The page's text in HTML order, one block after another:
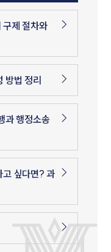
구제 절차와
방법 정리
과 행정소송
고 싶다면? 과